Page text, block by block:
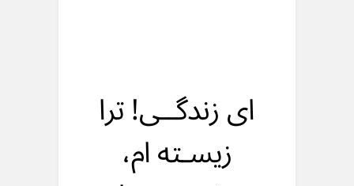
ای زندگــی! ترا
زیسـته ام،